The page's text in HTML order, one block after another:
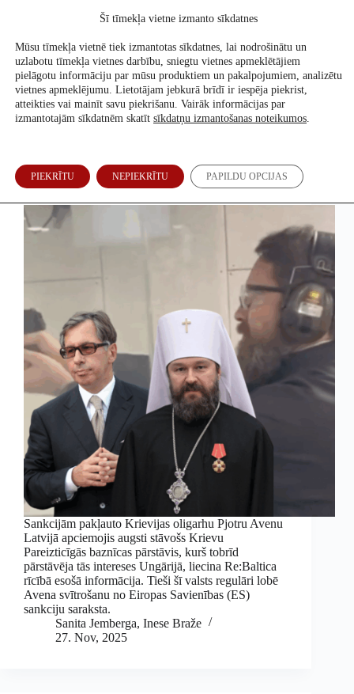
Atbalsti mūs
Krievijas nauda Baltijā
Krievijas oligarhu Latvijā apciemo Ungārijas varas
draugs
Sankcijām pakļauto Krievijas oligarhu Pjotru Avenu
Latvijā apciemojis augsti stāvošs Krievu
Pareizticīgās baznīcas pārstāvis, kurš tobrīd
pārstāvēja tās intereses Ungārijā, liecina Re:Baltica
rīcībā esošā informācija. Tieši šī valsts regulāri lobē
Avena svītrošanu no Eiropas Savienības (ES)
sankciju saraksta.
Sanita Jemberga, Inese Braže
27. Nov, 2025
Šī tīmekļa vietne izmanto sīkdatnes
Mūsu tīmekļa vietnē tiek izmantotas sīkdatnes, lai nodrošinātu un
uzlabotu tīmekļa vietnes darbību, sniegtu vietnes apmeklētājiem
pielāgotu informāciju par mūsu produktiem un pakalpojumiem, analizētu
vietnes apmeklējumu. Lietotājam jebkurā brīdī ir iespēja piekrist,
atteikties vai mainīt savu piekrišanu. Vairāk informācijas par
izmantotajām sīkdatnēm skatīt sīkdatņu izmantošanas noteikumos.
PIEKRĪTU NEPIEKRĪTU PAPILDU OPCIJAS